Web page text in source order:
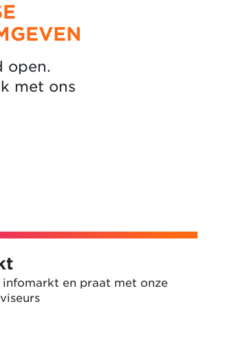
open.
met ons
infomarkt en praat met onze